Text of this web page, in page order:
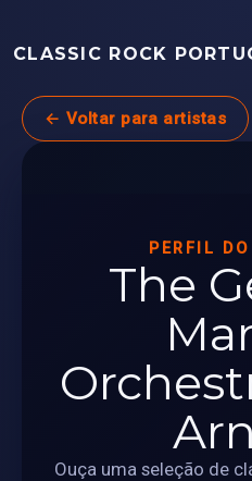
CLASSIC ROCK
← Voltar para artistas
PERFIL
The
Ouça uma seleção de